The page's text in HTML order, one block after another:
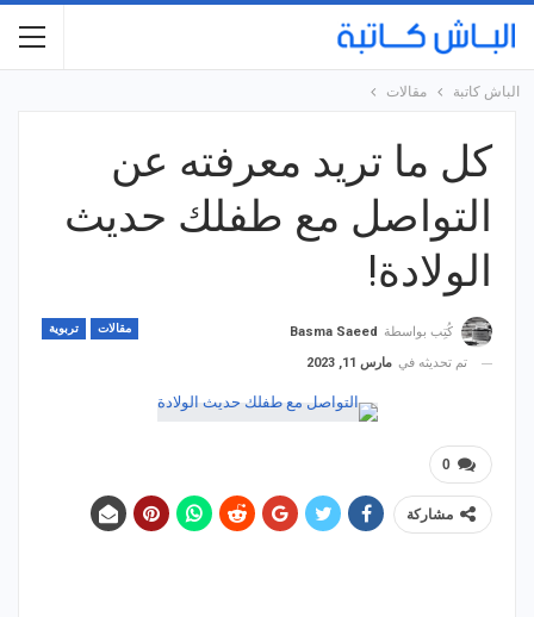
الباش كاتبة مقالات
كل ما تريد معرفته عن
التواصل مع طفلك حديث
الولادة!
مقالات تربوية كُتِب بواسطة
Basma Saeed
تم تحديثه في مارس 11, 2023
0
مشاركة